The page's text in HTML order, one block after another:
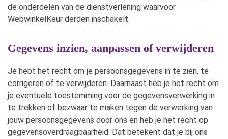
de onderdelen van de dienstverlening waarvoor
WebwinkelKeur derden inschakelt.
Gegevens inzien, aanpassen of verwijderen
Je hebt het recht om je persoonsgegevens in te zien, te
corrigeren of te verwijderen. Daarnaast heb je het recht om
je eventuele toestemming voor de gegevensverwerking in
te trekken of bezwaar te maken tegen de verwerking van
jouw persoonsgegevens door ons en heb je het recht op
gegevensoverdraagbaarheid. Dat betekent dat je bij ons